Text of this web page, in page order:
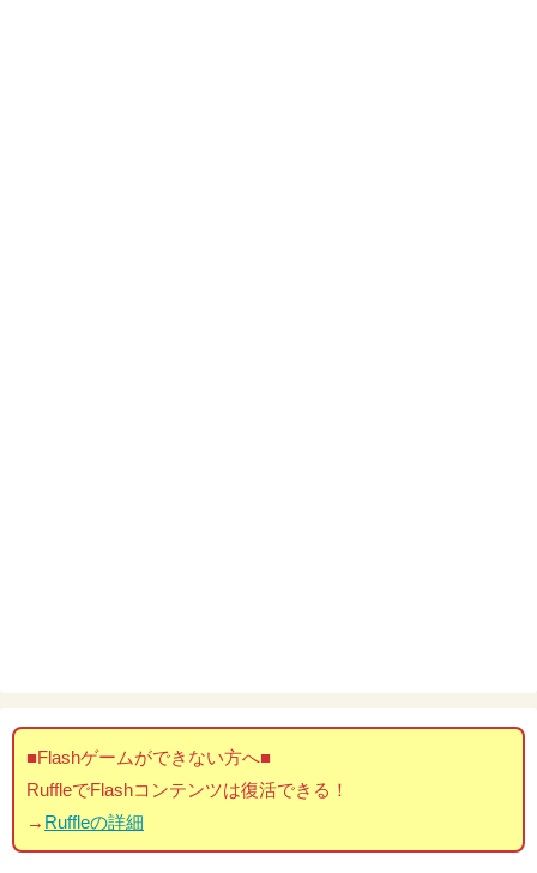
■Flashゲームができない方へ■
RuffleでFlashコンテンツは復活できる！
→ Ruffleの詳細